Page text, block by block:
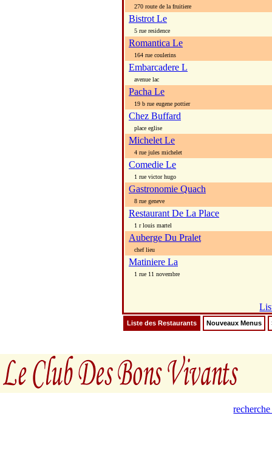
270 route de la fruitiere
Bistrot Le
5 rue residence
Romantica Le
164 rue coulerins
Embarcadere L
avenue lac
Pacha Le
19 b rue eugene pottier
Chez Buffard
place eglise
Michelet Le
4 rue jules michelet
Comedie Le
1 rue victor hugo
Gastronomie Quach
8 rue geneve
Restaurant De La Place
1 r louis martel
Auberge Du Pralet
chef lieu
Matiniere La
1 rue 11 novembre
Liste des Restaurants Nouveaux Menus